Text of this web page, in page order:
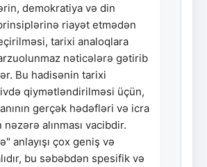
demokratiya və din
riayət etmədən
tarixi analoqlara
nəticələrə gətirib
Bu hadisənin tarixi
qiymətləndirilməsi üçün,
gerçək hədəfləri və icra
alınması vacibdir.
anlayışı çox geniş və
bu səbəbdən spesifik və